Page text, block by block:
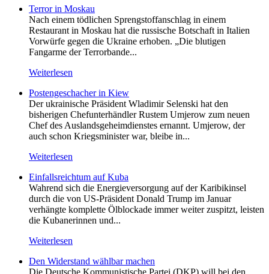
Terror in Moskau
Nach einem tödlichen Sprengstoffanschlag in einem
Restaurant in Moskau hat die russische Botschaft in Italien
Vorwürfe gegen die Ukraine erhoben. „Die blutigen
Fangarme der Terrorbande...
Weiterlesen
Postengeschacher in Kiew
Der ukrainische Präsident Wladimir Selenski hat den
bisherigen Chefunterhändler Rustem Umjerow zum neuen
Chef des Auslandsgeheimdienstes ernannt. Umjerow, der
auch schon Kriegsminister war, bleibe in...
Weiterlesen
Einfallsreichtum auf Kuba
Wahrend sich die Energieversorgung auf der Karibikinsel
durch die von US-Präsident Donald Trump im Januar
verhängte komplette Ölblockade immer weiter zuspitzt, leisten
die Kubanerinnen und...
Weiterlesen
Den Widerstand wählbar machen
Die Deutsche Kommunistische Partei (DKP) will bei den